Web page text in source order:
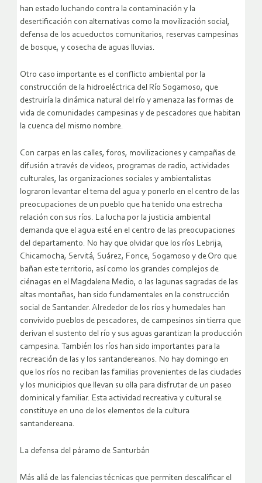
han estado luchando contra la contaminación y la
desertificación con alternativas como la movilización social,
defensa de los acueductos comunitarios, reservas campesinas
de bosque, y cosecha de aguas lluvias.
Otro caso importante es el conflicto ambiental por la
construcción de la hidroeléctrica del Río Sogamoso, que
destruiría la dinámica natural del río y amenaza las formas de
vida de comunidades campesinas y de pescadores que habitan
la cuenca del mismo nombre.
Con carpas en las calles, foros, movilizaciones y campañas de
difusión a través de videos, programas de radio, actividades
culturales, las organizaciones sociales y ambientalistas
lograron levantar el tema del agua y ponerlo en el centro de las
preocupaciones de un pueblo que ha tenido una estrecha
relación con sus ríos. La lucha por la justicia ambiental
demanda que el agua esté en el centro de las preocupaciones
del departamento. No hay que olvidar que los ríos Lebrija,
Chicamocha, Servitá, Suárez, Fonce, Sogamoso y de Oro que
bañan este territorio, así como los grandes complejos de
ciénagas en el Magdalena Medio, o las lagunas sagradas de las
altas montañas, han sido fundamentales en la construcción
social de Santander. Alrededor de los ríos y humedales han
convivido pueblos de pescadores, de campesinos sin tierra que
derivan el sustento del río y sus aguas garantizan la producción
campesina. También los ríos han sido importantes para la
recreación de las y los santandereanos. No hay domingo en
que los ríos no reciban las familias provenientes de las ciudades
y los municipios que llevan su olla para disfrutar de un paseo
dominical y familiar. Esta actividad recreativa y cultural se
constituye en uno de los elementos de la cultura
santandereana.
La defensa del páramo de Santurbán
Más allá de las falencias técnicas que permiten descalificar el